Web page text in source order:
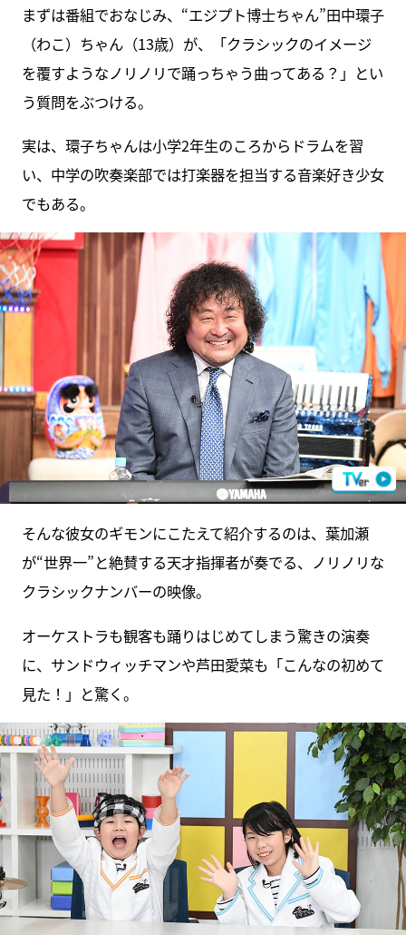
まずは番組でおなじみ、“エジプト博士ちゃん”田中環子
（わこ）ちゃん（13歳）が、「クラシックのイメージ
を覆すようなノリノリで踊っちゃう曲ってある？」とい
う質問をぶつける。
実は、環子ちゃんは小学2年生のころからドラムを習
い、中学の吹奏楽部では打楽器を担当する音楽好き少女
でもある。
そんな彼女のギモンにこたえて紹介するのは、葉加瀬
が“世界一”と絶賛する天才指揮者が奏でる、ノリノリな
クラシックナンバーの映像。
オーケストラも観客も踊りはじめてしまう驚きの演奏
に、サンドウィッチマンや芦田愛菜も「こんなの初めて
見た！」と驚く。